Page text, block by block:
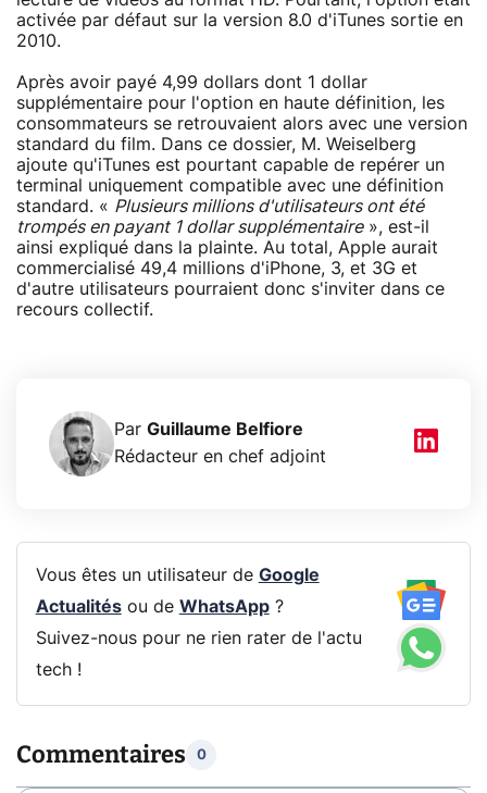
activée par défaut sur la version 8.0 d'iTunes sortie en
2010.
Après avoir payé 4,99 dollars dont 1 dollar
supplémentaire pour l'option en haute définition, les
consommateurs se retrouvaient alors avec une version
standard du film. Dans ce dossier, M. Weiselberg
ajoute qu'iTunes est pourtant capable de repérer un
terminal uniquement compatible avec une définition
standard. « Plusieurs millions d'utilisateurs ont été
trompés en payant 1 dollar supplémentaire», est-il
ainsi expliqué dans la plainte. Au total, Apple aurait
commercialisé 49,4 millions d'iPhone, 3, et 3G et
d'autre utilisateurs pourraient donc s'inviter dans ce
recours collectif.
Par Guillaume Belfiore
Rédacteur en chef adjoint
Vous êtes un utilisateur de Google
Actualitésou de WhatsApp?
Suivez-nous pour ne rien rater de l'actu
tech !
Commentaires 0